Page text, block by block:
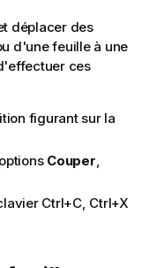
déplacer des
d'une feuille à une
ces
figurant sur la
Couper
Ctrl+C, Ctrl+X